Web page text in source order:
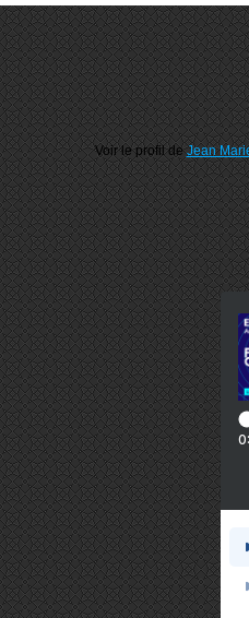
Voir le profil deJean